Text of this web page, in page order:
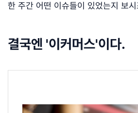
한 주간 어떤 이슈들이 있었는지 보
결국엔 '이커머스'이다.